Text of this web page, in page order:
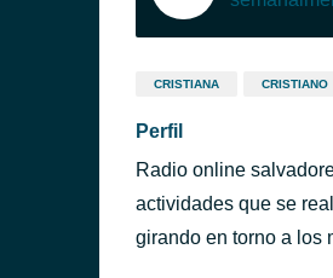
CRISTIANA CRISTIANO
Perfil
Radio online
actividades que se
girando en torno a los